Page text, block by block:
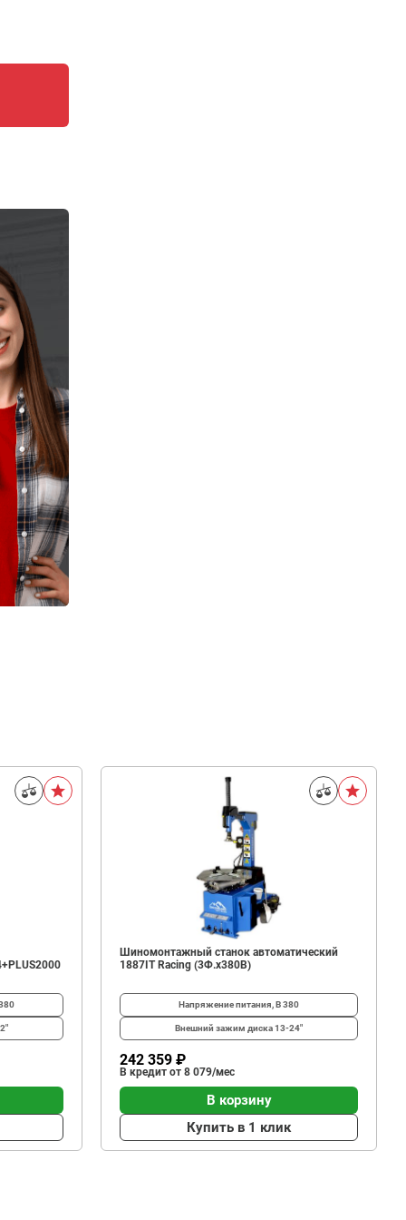
Шиномонтажный станок автоматический
1887IT Racing (3Ф.х380В)
Напряжение питания, В380
Внешний зажим диска13-24"
242 359 ₽
В кредит от 8 079/мес
В корзину
Купить в 1 клик